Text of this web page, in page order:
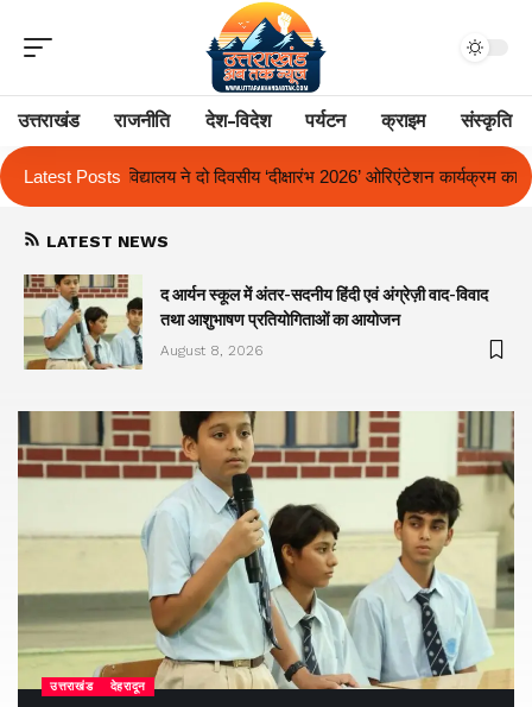
उत्तराखंड राजनीति देश-विदेश पर्यटन क्राइम संस्कृति
Latest Posts
‘दीक्षारंभ 2026’ ओरिएंटेशन कार्यक्रम का किया आयोजन एक साल से लंबित
LATEST NEWS
द आर्यन स्कूल में अंतर-सदनीय हिंदी एवं अंग्रेज़ी वाद-विवाद
तथा आशुभाषण प्रतियोगिताओं का आयोजन
August 8, 2026
उत्तराखंड देहरादून